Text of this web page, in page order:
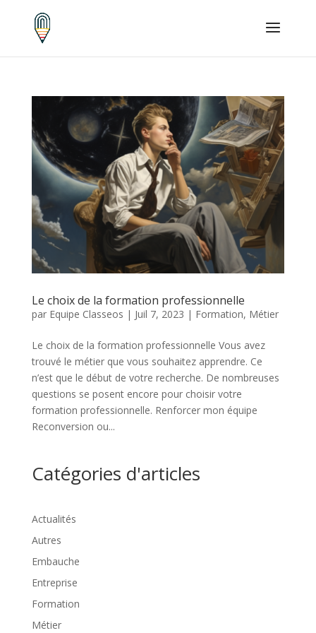
Le choix de la formation professionnelle
par Equipe Classeos | Juil 7, 2023 | Formation, Métier
Le choix de la formation professionnelle Vous avez
trouvé le métier que vous souhaitez apprendre. Ce
n’est que le début de votre recherche. De nombreuses
questions se posent encore pour choisir votre
formation professionnelle. Renforcer mon équipe
Reconversion ou...
Catégories d'articles
Actualités
Autres
Embauche
Entreprise
Formation
Métier